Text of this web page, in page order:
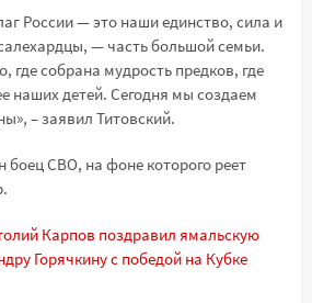
России — это наши единство, сила и
— часть большой семьи.
где собрана мудрость предков, где
наших детей. Сегодня мы создаем
– заявил Титовский.
боец СВО, на фоне которого реет
Карпов поздравил ямальскую
Горячкину с победой на Кубке